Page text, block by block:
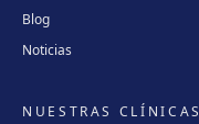
Blog
Noticias
NUESTRAS CLÍNICAS